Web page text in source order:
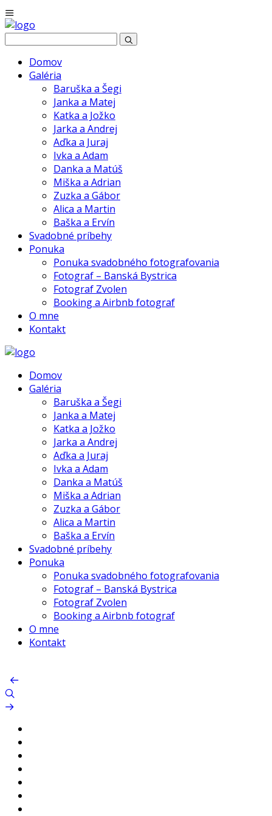
Domov
Galéria
Baruška a Šegi
Janka a Matej
Katka a Jožko
Jarka a Andrej
Aďka a Juraj
Ivka a Adam
Danka a Matúš
Miška a Adrian
Zuzka a Gábor
Alica a Martin
Baška a Ervín
Svadobné príbehy
Ponuka
Ponuka svadobného fotografovania
Fotograf – Banská Bystrica
Fotograf Zvolen
Booking a Airbnb fotograf
O mne
Kontakt
Domov
Galéria
Baruška a Šegi
Janka a Matej
Katka a Jožko
Jarka a Andrej
Aďka a Juraj
Ivka a Adam
Danka a Matúš
Miška a Adrian
Zuzka a Gábor
Alica a Martin
Baška a Ervín
Svadobné príbehy
Ponuka
Ponuka svadobného fotografovania
Fotograf – Banská Bystrica
Fotograf Zvolen
Booking a Airbnb fotograf
O mne
Kontakt